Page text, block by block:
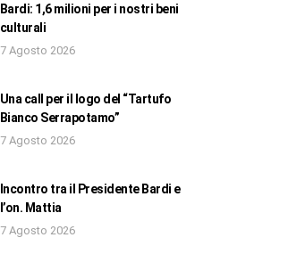
Bardi: 1,6 milioni per i nostri beni
culturali
7 Agosto 2026
Una call per il logo del “Tartufo
Bianco Serrapotamo”
7 Agosto 2026
Incontro tra il Presidente Bardi e
l’on. Mattia
7 Agosto 2026